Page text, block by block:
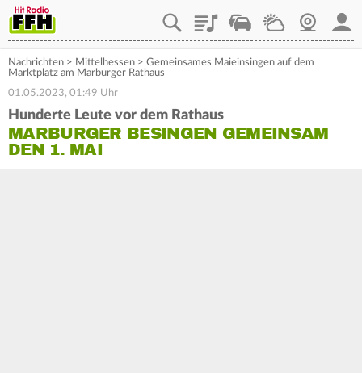
PlaylistStaupilotWetterWebcam
Nachrichten > Mittelhessen > Gemeinsames Maieinsingen auf dem
Marktplatz am Marburger Rathaus
01.05.2023, 01:49 Uhr
Hunderte Leute vor dem Rathaus
MARBURGER BESINGEN GEMEINSAM
DEN 1. MAI